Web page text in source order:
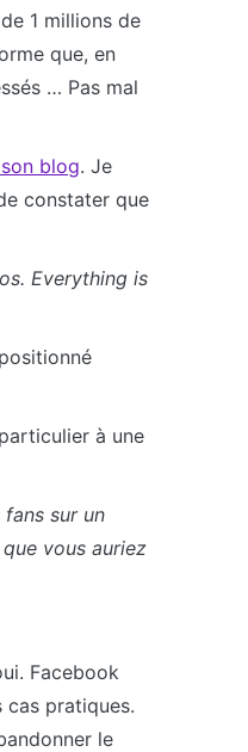
1 millions de
que, en
… Pas mal
blog. Je
constater que
Everything is
à une
sur un
vous auriez
Facebook
cas pratiques.
le